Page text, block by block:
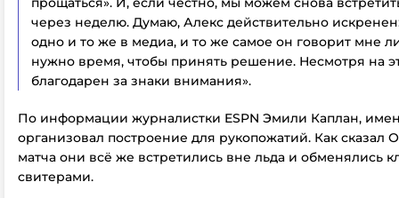
через неделю. Думаю, Алекс действительно
одно и то же в медиа, и то же самое он говорит мне
нужно время, чтобы принять решение. Несмотря на
благодарен за знаки внимания».
По информации журналистки ESPN Эмили Каплан,
организовал построение для рукопожатий. Как сказал
матча они всё же встретились вне льда и обменялись
свитерами.